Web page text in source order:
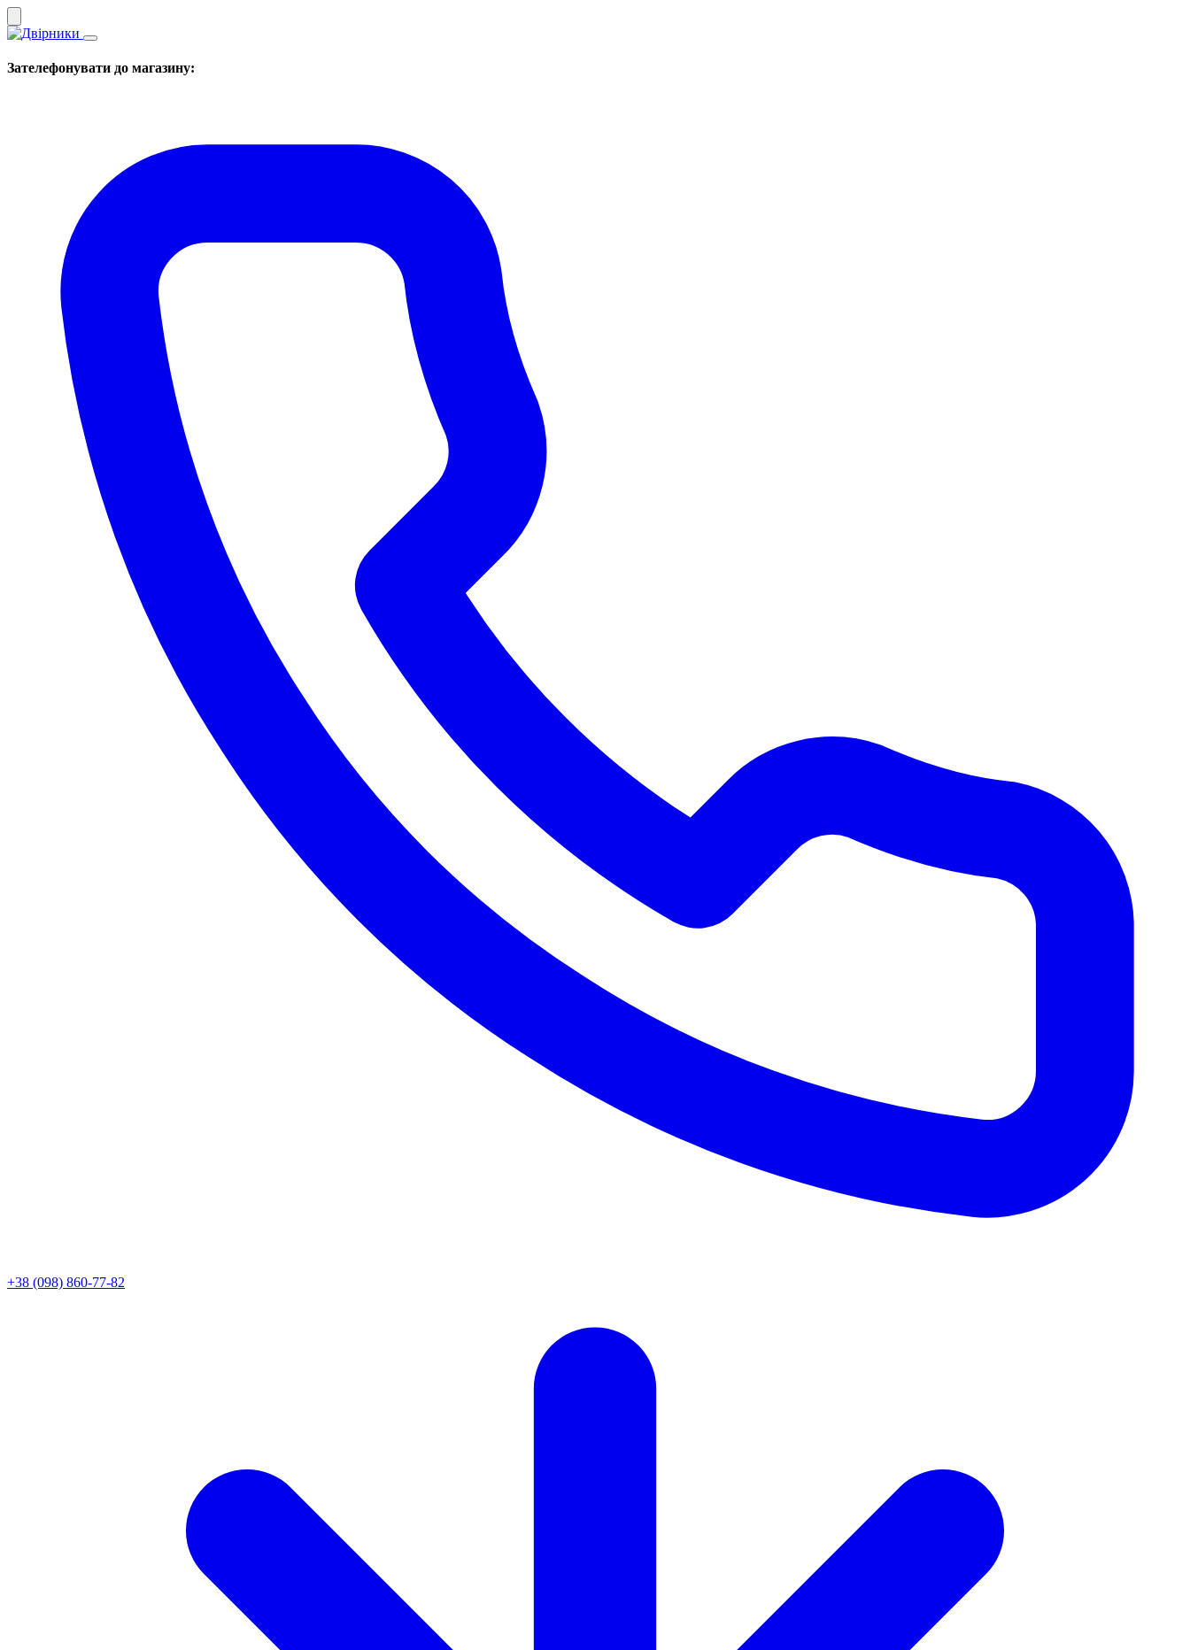
Зателефонувати до магазину:
+38 (098) 860-77-82